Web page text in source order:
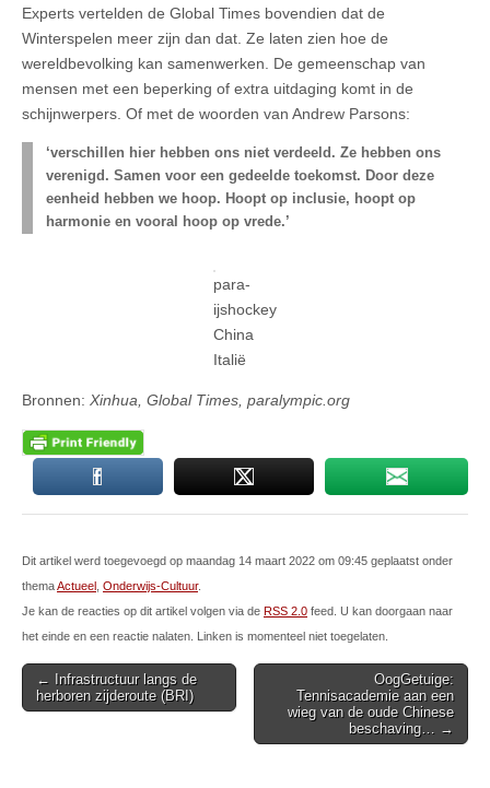
Experts vertelden de Global Times bovendien dat de
Winterspelen meer zijn dan dat. Ze laten zien hoe de
wereldbevolking kan samenwerken. De gemeenschap van
mensen met een beperking of extra uitdaging komt in de
schijnwerpers. Of met de woorden van Andrew Parsons:
‘verschillen hier hebben ons niet verdeeld. Ze hebben ons
verenigd. Samen voor een gedeelde toekomst. Door deze
eenheid hebben we hoop. Hoopt op inclusie, hoopt op
harmonie en vooral hoop op vrede.’
para-
ijshockey
China
Italië
Bronnen: Xinhua, Global Times, paralympic.org
Dit artikel werd toegevoegd op maandag 14 maart 2022 om 09:45 geplaatst onder
themaActueel Onderwijs-Cultuur.
Je kan de reacties op dit artikel volgen via de RSS 2.0 feed. U kan doorgaan naar
het einde en een reactie nalaten. Linken is momenteel niet toegelaten.
Post
navigation
← Infrastructuur langs de
herboren zijderoute (BRI)
OogGetuige:
Tennisacademie aan een
wieg van de oude Chinese
beschaving… →